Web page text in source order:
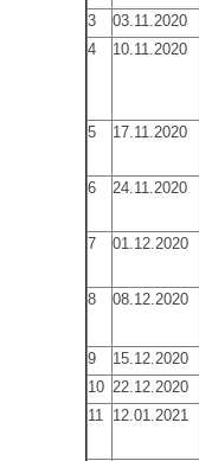
3 03.11.2020
4 10.11.2020
5 17.11.2020
6 24.11.2020
7 01.12.2020
8 08.12.2020
9 15.12.2020
10 22.12.2020
11 12.01.2021